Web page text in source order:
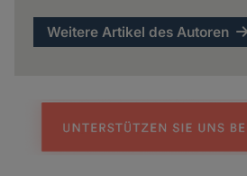
Weitere Artikel des Autoren